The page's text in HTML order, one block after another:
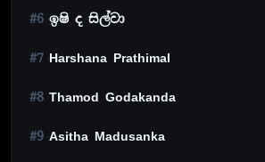
#6 ඉෂි ද සිල්වා
#7 Harshana Prathimal
#8 Thamod Godakanda
#9 Asitha Madusanka